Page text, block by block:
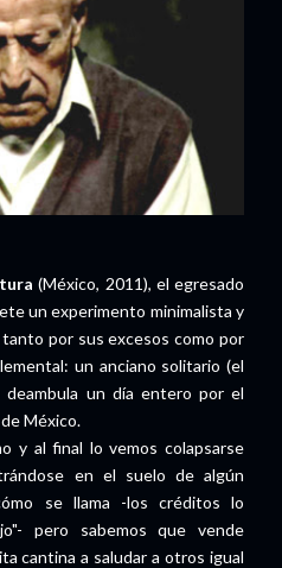
(México, 2011), el egresado
un experimento minimalista y
por sus excesos como por
un anciano solitario (el
deambula un día entero por el
México.
y al final lo vemos colapsarse
en el suelo de algún
se llama -los créditos lo
pero sabemos que vende
cantina a saludar a otros igual